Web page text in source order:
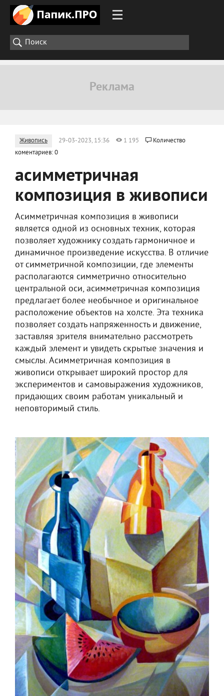
Живопись 29-03-2023, 15:36 1 195
Количество
коментариев: 0
асимметричная
композиция в живописи
Асимметричная композиция в живописи
является одной из основных техник, которая
позволяет художнику создать гармоничное и
динамичное произведение искусства. В отличие
от симметричной композиции, где элементы
располагаются симметрично относительно
центральной оси, асимметричная композиция
предлагает более необычное и оригинальное
расположение объектов на холсте. Эта техника
позволяет создать напряженность и движение,
заставляя зрителя внимательно рассмотреть
каждый элемент и увидеть скрытые значения и
смыслы. Асимметричная композиция в
живописи открывает широкий простор для
экспериментов и самовыражения художников,
придающих своим работам уникальный и
неповторимый стиль.